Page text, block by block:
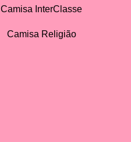
Camisa InterClasse
Camisa Religião